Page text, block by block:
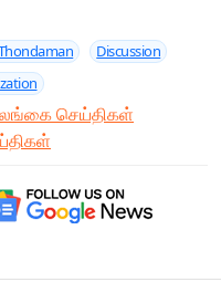
Discussion
செய்திகள்